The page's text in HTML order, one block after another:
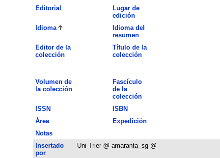
Editorial
Lugar de
edición
Idioma
Idioma del
resumen
Editor de la
colección
Título de la
colección
Volumen de
la colección
Fascículo
de la
colección
ISSN
ISBN
Área
Expedición
Notas
Insertado
por
Uni-Trier @ amaranta_sg @